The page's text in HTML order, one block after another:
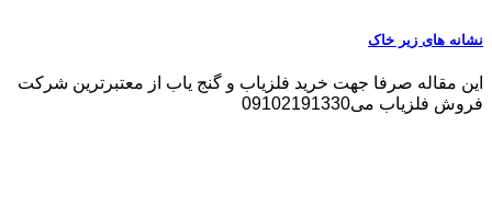
نشانه های زیر خاک
این مقاله صرفا جهت خرید فلزیاب و گنج یاب از معتبرترین شرکت
فروش فلزیاب می09102191330